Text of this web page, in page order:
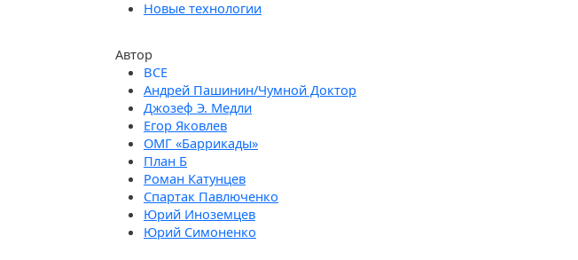
Новые технологии
Автор
Андрей Пашинин/Чумной Доктор
Джозеф Э. Медли
Егор Яковлев
ОМГ «Баррикады»
План Б
Роман Катунцев
Спартак Павлюченко
Юрий Иноземцев
Юрий Симоненко